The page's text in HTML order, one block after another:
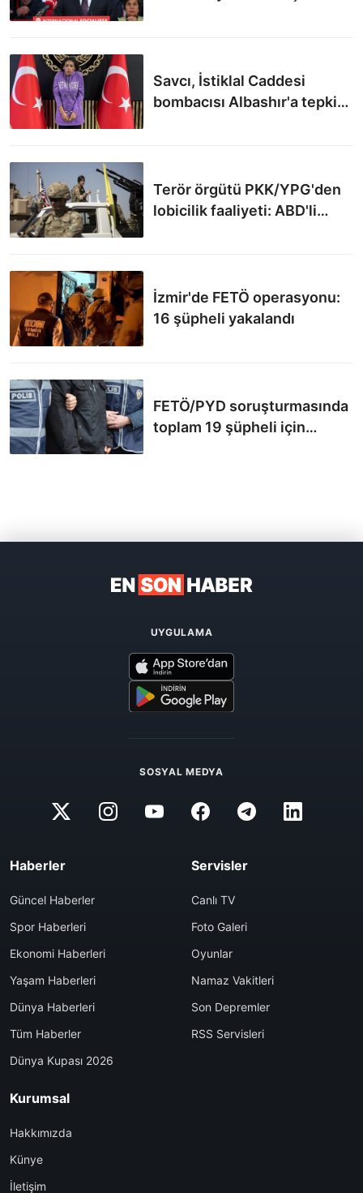
Savcı, İstiklal Caddesi
bombacısı Albashır'a tepki
Terör örgütü PKK/YPG'den
lobicilik faaliyeti: ABD'li
İzmir'de FETÖ operasyonu:
16 şüpheli yakalandı
FETÖ/PYD soruşturmasında
toplam 19 şüpheli için
UYGULAMA
SOSYAL MEDYA
Haberler
Güncel Haberler
Spor Haberleri
Ekonomi Haberleri
Yaşam Haberleri
Dünya Haberleri
Tüm Haberler
Dünya Kupası 2026
Servisler
Canlı TV
Foto Galeri
Oyunlar
Namaz Vakitleri
Son Depremler
RSS Servisleri
Kurumsal
Hakkımızda
Künye
İletişim